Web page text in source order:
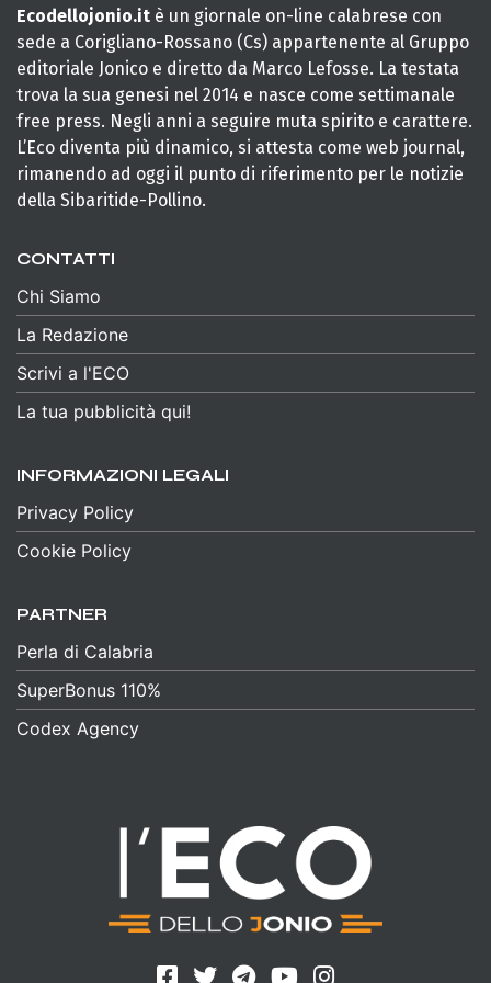
Ecodellojonio.it è un giornale on-line calabrese con
sede a Corigliano-Rossano (Cs) appartenente al Gruppo
editoriale Jonico e diretto da Marco Lefosse. La testata
trova la sua genesi nel 2014 e nasce come settimanale
free press. Negli anni a seguire muta spirito e carattere.
L’Eco diventa più dinamico, si attesta come web journal,
rimanendo ad oggi il punto di riferimento per le notizie
della Sibaritide-Pollino.
CONTATTI
Chi Siamo
La Redazione
Scrivi a l'ECO
La tua pubblicità qui!
INFORMAZIONI LEGALI
Privacy Policy
Cookie Policy
PARTNER
Perla di Calabria
SuperBonus 110%
Codex Agency